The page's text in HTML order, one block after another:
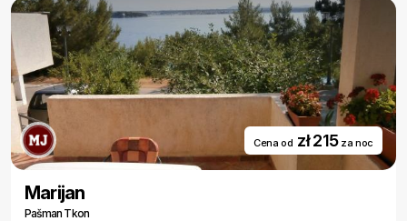
Cena od zł 215 za noc
Marijan
Pašman Tkon